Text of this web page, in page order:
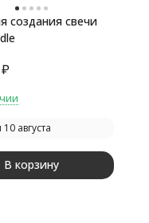
создания свечи
₽
августа
В корзину